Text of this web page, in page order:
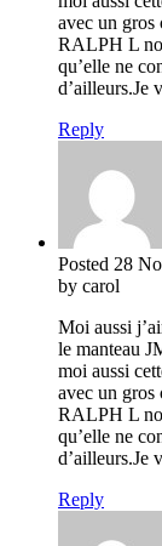
avec un gros
RALPH L
qu’elle ne
d’ailleurs.Je
Reply
Posted 28
by carol
Moi aussi
le manteau
moi aussi
avec un gros
RALPH L
qu’elle ne
d’ailleurs.Je
Reply